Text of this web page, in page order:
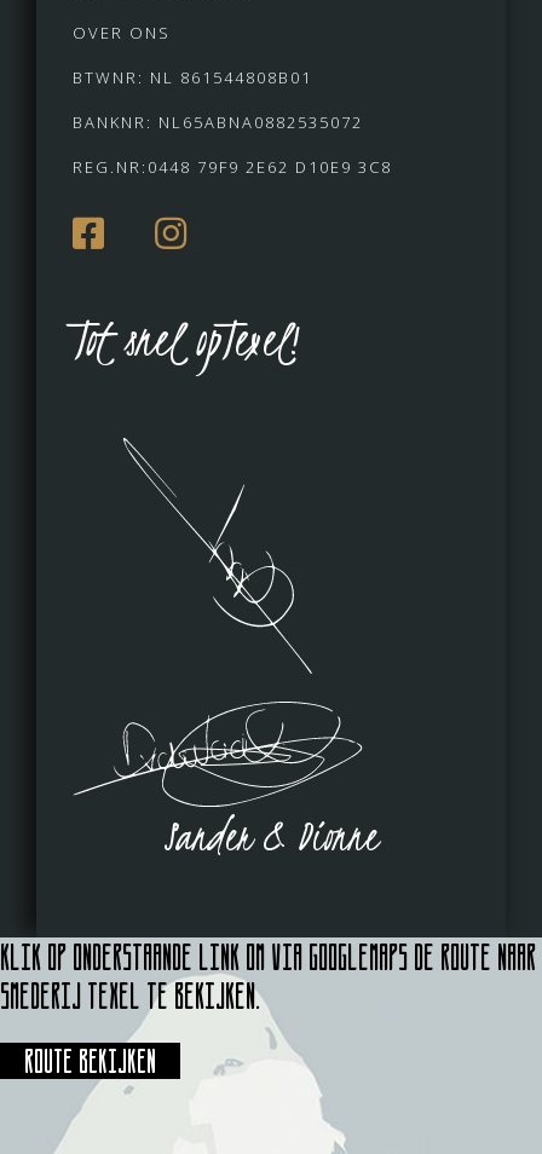
OVER ONS
BTWNR: NL 861544808B01
BANKNR: NL65ABNA0882535072
REG.NR:0448 79F9 2E62 D10E9 3C8
Tot snel opTexel!
Sander & Dionne
Klik op onderstaande link om via Googlemaps de route naar
Smederij Texel te bekijken.
Route bekijken